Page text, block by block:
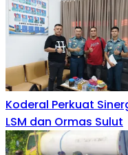
Koderal Perkuat
LSM dan Ormas Sulut